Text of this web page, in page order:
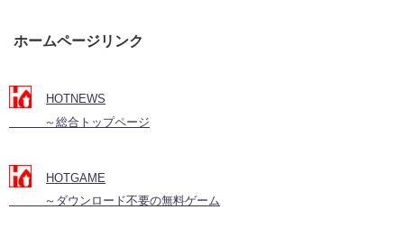
ホームページリンク
HOTNEWS
～総合トップページ
HOTGAME
～ダウンロード不要の無料ゲーム